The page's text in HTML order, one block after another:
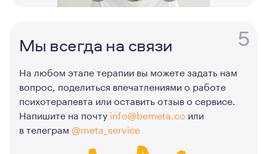
5
Мы всегда на связи
На любом этапе терапии вы можете задать нам
вопрос, поделиться впечатлениями о работе
психотерапевта или оставить отзыв о сервисе.
Напишите на почту info@bemeta.co или
в телеграм @meta_service